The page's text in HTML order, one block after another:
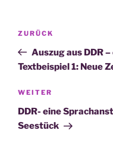
Vorheriger
Beitrag
ZURÜCK
Auszug aus DDR
Textbeispiel 1: Neue
Nächster
Beitrag
WEITER
DDR- eine
Seestück